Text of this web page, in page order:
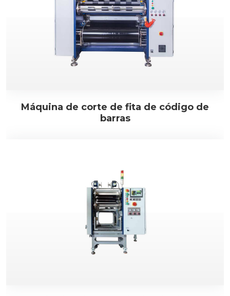
Máquina de corte de fita de código de
barras